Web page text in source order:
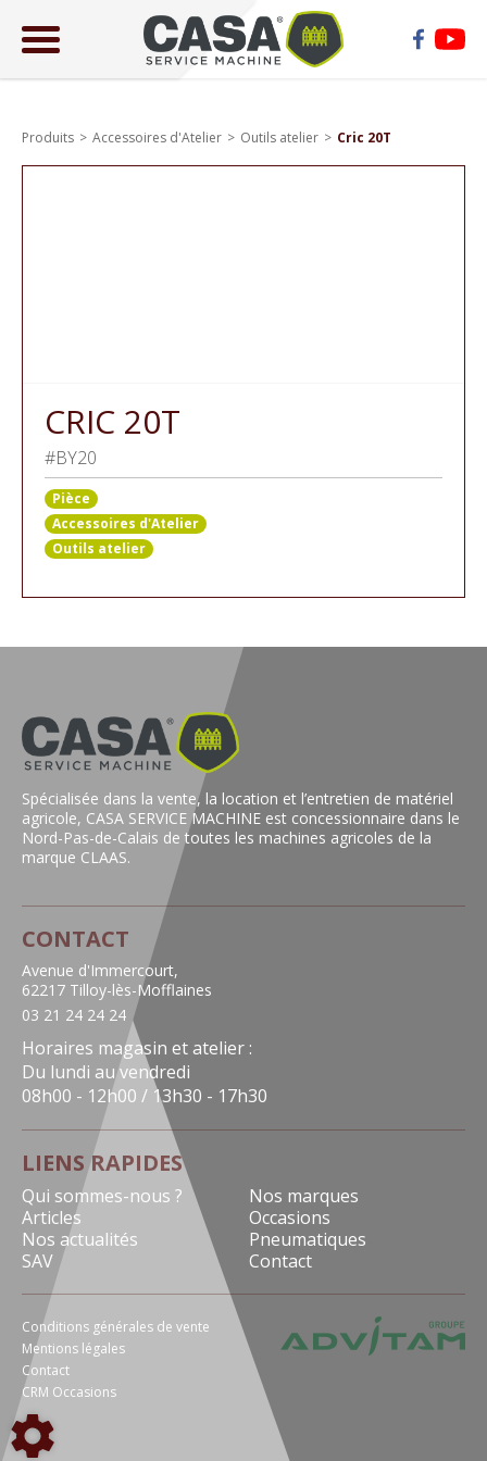
Produits Accessoires d'Atelier Outils atelier Cric 20T
CRIC 20T
#BY20
Pièce
Accessoires d'Atelier
Outils atelier
Spécialisée dans la vente, la location et l’entretien de matériel
agricole, CASA SERVICE MACHINE est concessionnaire dans le
Nord-Pas-de-Calais de toutes les machines agricoles de la
marque CLAAS.
CONTACT
Avenue d'Immercourt,
62217 Tilloy-lès-Mofflaines
03 21 24 24 24
Horaires magasin et atelier :
Du lundi au vendredi
08h00 - 12h00 / 13h30 - 17h30
LIENS RAPIDES
Qui sommes-nous ?
Nos marques
Articles
Occasions
Nos actualités
Pneumatiques
SAV
Contact
Conditions générales de vente
Mentions légales
Contact
CRM Occasions